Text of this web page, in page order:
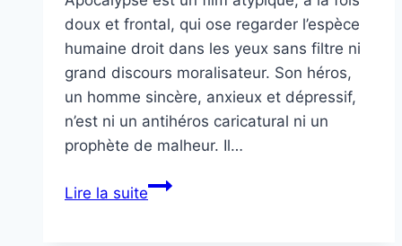
doux et frontal, qui ose regarder l’espèce
humaine droit dans les yeux sans filtre ni
grand discours moralisateur. Son héros,
un homme sincère, anxieux et dépressif,
n’est ni un antihéros caricatural ni un
prophète de malheur. Il…
Lire la suiteAmour